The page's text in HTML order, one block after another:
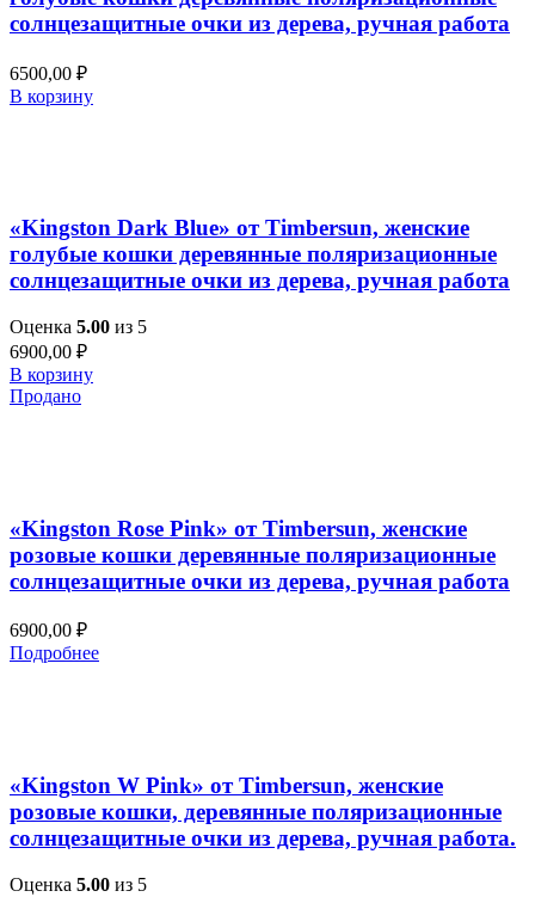
солнцезащитные очки из дерева, ручная работа
6500,00 ₽
В корзину
«Kingston Dark Blue» от Timbersun, женские
голубые кошки деревянные поляризационные
солнцезащитные очки из дерева, ручная работа
Оценка 5.00 из 5
6900,00 ₽
В корзину
Продано
«Kingston Rose Pink» от Timbersun, женские
розовые кошки деревянные поляризационные
солнцезащитные очки из дерева, ручная работа
6900,00 ₽
Подробнее
«Kingston W Pink» от Timbersun, женские
розовые кошки, деревянные поляризационные
солнцезащитные очки из дерева, ручная работа.
Оценка 5.00 из 5